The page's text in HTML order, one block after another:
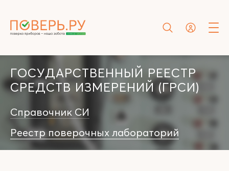
ГОСУДАРСТВЕННЫЙ РЕЕСТР
СРЕДСТВ ИЗМЕРЕНИЙ (ГРСИ)
Справочник СИ
Реестр поверочных лабораторий